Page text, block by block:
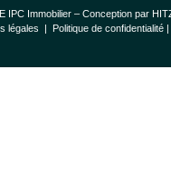
IPC Immobilier – Conception par
légales
Politique de confidentialité |